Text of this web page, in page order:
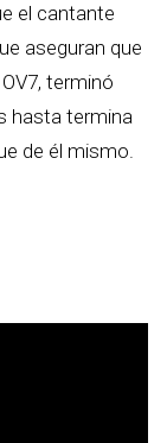
el cantante
aseguran que
terminó
hasta termina
de él mismo.